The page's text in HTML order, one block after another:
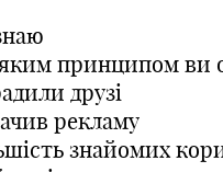
принципом ви
друзі
рекламу
знайомих